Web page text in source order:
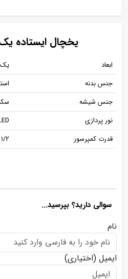
یخچال ایستاده
ابعاد
یک
جنس بدنه
جنس شیشه
نور پردازی
قدرت کمپرسور
1/2
سوالی دارید؟ بپرسید...
نام
ایمیل (اختیاری)